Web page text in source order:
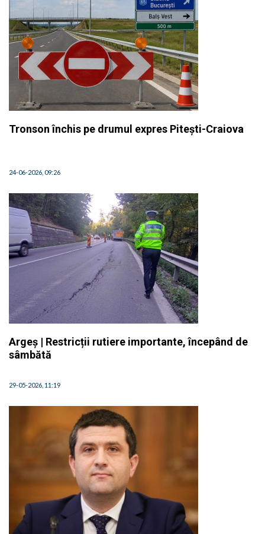
Tronson închis pe drumul expres Pitești-Craiova
24-06-2026, 09:26
Argeș | Restricții rutiere importante, începând de
sâmbătă
29-05-2026, 11:19